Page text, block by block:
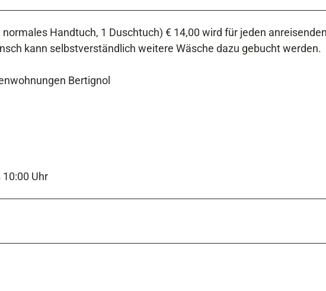
Handtuch, 1 Duschtuch) € 14,00 wird für jeden
kann selbstverständlich weitere Wäsche dazu gebucht werden.
Bertignol
10:00 Uhr